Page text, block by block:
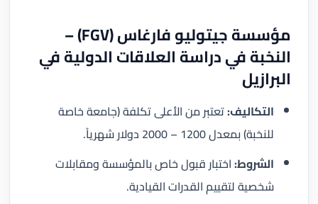
مؤسسة جيتوليو فارغاس (FGV) –
النخبة في دراسة العلاقات الدولية في
البرازيل
التكاليف:تعتبر من الأعلى تكلفة (جامعة خاصة
للنخبة) بمعدل 1200 – 2000 دولار شهرياً.
الشروط:اختبار قبول خاص بالمؤسسة ومقابلات
شخصية لتقييم القدرات القيادية.